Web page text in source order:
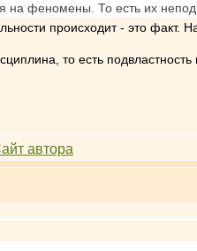
феномены. То есть их
происходит - это факт.
то есть